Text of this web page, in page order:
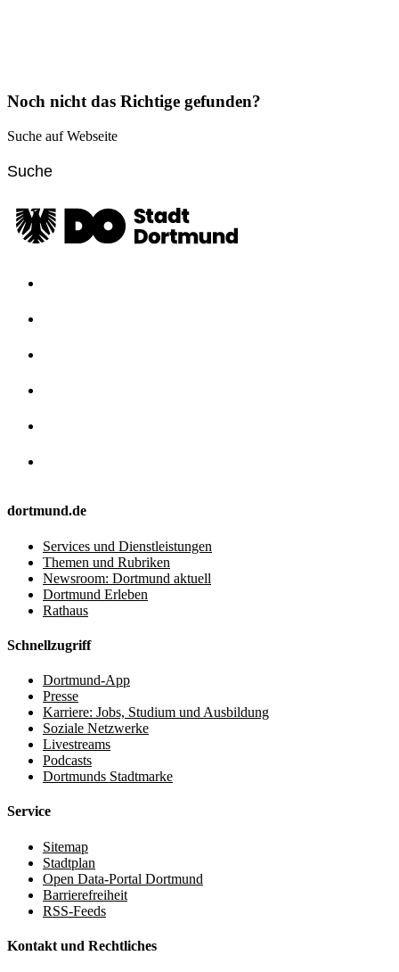
Noch nicht das Richtige gefunden?
Suche auf Webseite
dortmund.de
Services und Dienstleistungen
Themen und Rubriken
Newsroom: Dortmund aktuell
Dortmund Erleben
Rathaus
Schnellzugriff
Dortmund-App
Presse
Karriere: Jobs, Studium und Ausbildung
Soziale Netzwerke
Livestreams
Podcasts
Dortmunds Stadtmarke
Service
Sitemap
Stadtplan
Open Data-Portal Dortmund
Barrierefreiheit
RSS-Feeds
Kontakt und Rechtliches